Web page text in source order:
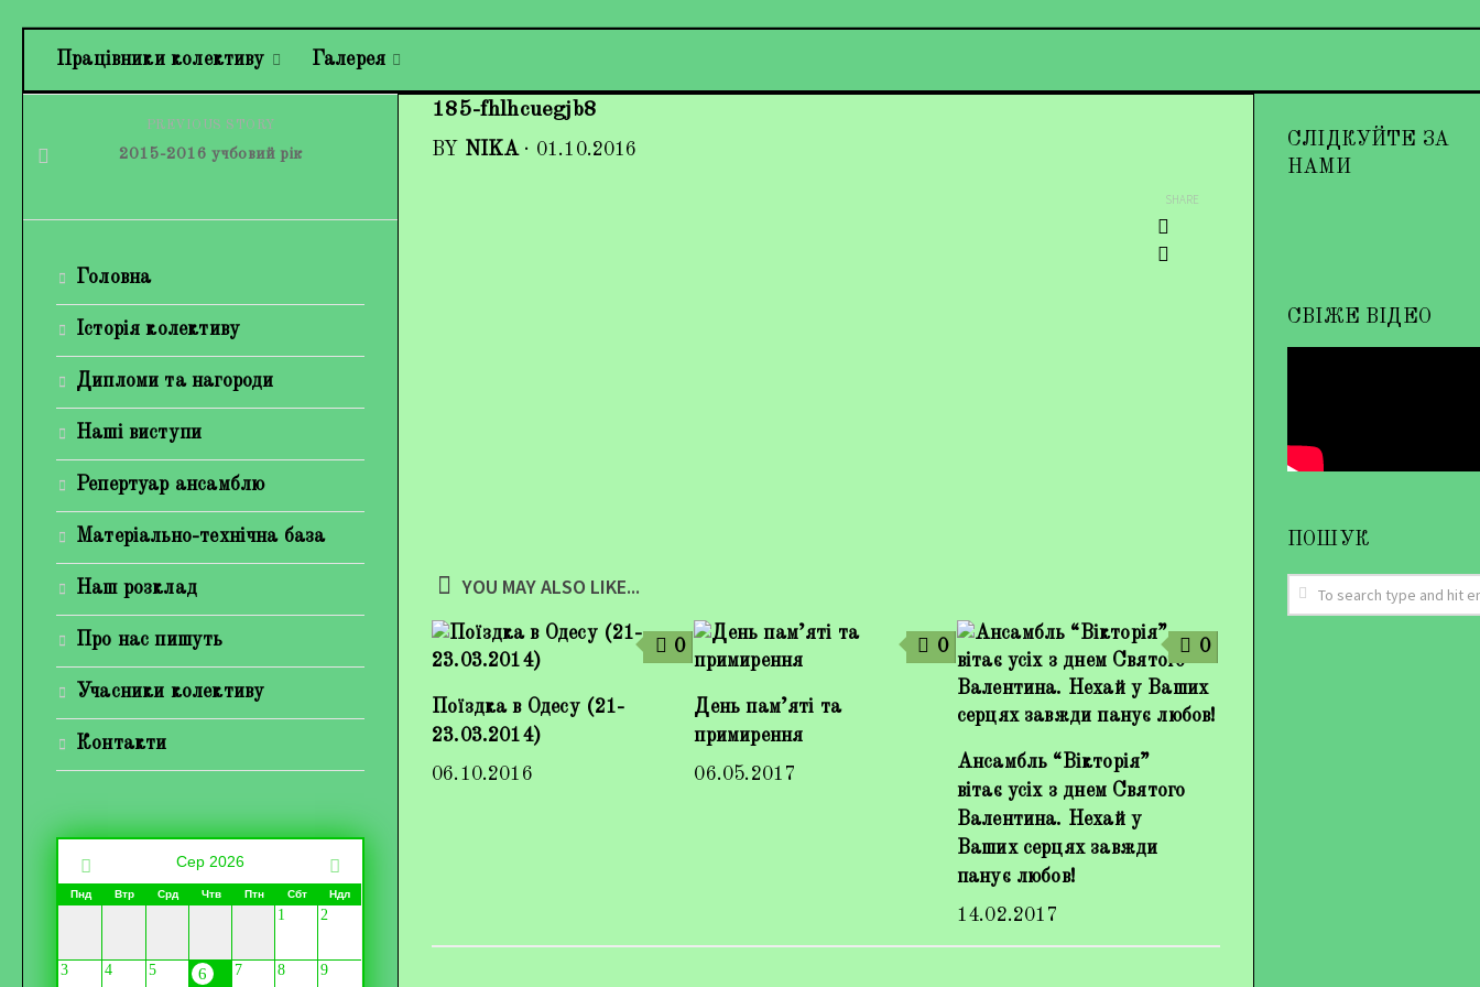
Працівники колективу Галерея
185-fhlhcuegjb8
BY NIKA · 01.10.2016
SHARE
YOU MAY ALSO LIKE...
0
Поїздка в Одесу (21-
23.03.2014)
06.10.2016
0
День пам’яті та
примирення
06.05.2017
0
Ансамбль “Вікторія”
вітає усіх з днем Святого
Валентина. Нехай у
Ваших серцях завжди
панує любов!
14.02.2017
PREVIOUS STORY
2015-2016 учбовий рік
Головна
Історія колективу
Дипломи та нагороди
Наші виступи
Репертуар ансамблю
Матеріально-технічна база
Наш розклад
Про нас пишуть
Учасники колективу
Контакти
Сер 2026
Пнд Втр Срд Чтв Птн Сбт Ндл
1 2
3 4 5 6 7 8 9
СЛІДКУЙТЕ ЗА
НАМИ
СВІЖЕ ВІДЕО
ПОШУК